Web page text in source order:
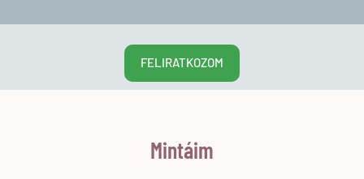
FELIRATKOZOM
Mintáim